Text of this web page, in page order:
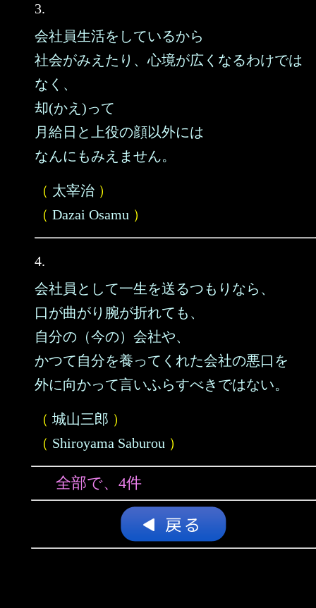
3.
会社員生活をしているから
社会がみえたり、心境が広くなるわけでは
なく、
却(かえ)って
月給日と上役の顔以外には
なんにもみえません。
（ 太宰治 ）
（ Dazai Osamu ）
4.
会社員として一生を送るつもりなら、
口が曲がり腕が折れても、
自分の（今の）会社や、
かつて自分を養ってくれた会社の悪口を
外に向かって言いふらすべきではない。
（ 城山三郎 ）
（ Shiroyama Saburou ）
全部で、4件